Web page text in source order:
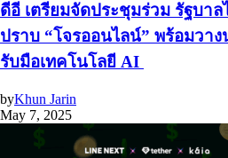
ดีอี เตรียมจัดประชุมร่วม รัฐบา
ปราบ “โจรออนไลน์” พร้อมวา
รับมือเทคโนโลยี AI
byKhun Jarin
May 7, 2025